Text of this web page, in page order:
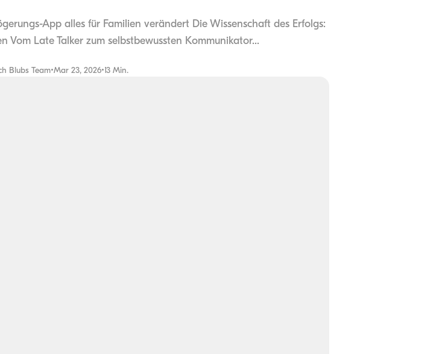
App alles für Familien verändert Die Wissenschaft des Erfolgs:
Vom Late Talker zum selbstbewussten Kommunikator...
Blubs Team•Mar 23, 2026•13 Min.